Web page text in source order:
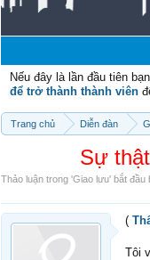
Nếu đây là lần đầu tiên
để trở thành thành viên
Trang chủ Diễn đàn
Sự
Thảo luận trong 'Giao lưu' bắt đầu
(
Tôi